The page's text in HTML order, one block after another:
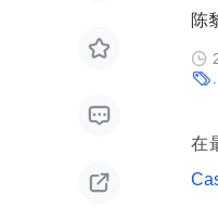



陈


在